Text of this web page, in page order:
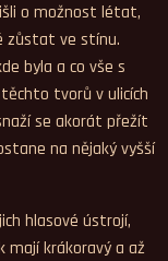
o možnost létat,
zůstat ve stínu.
byla a co vše s
tvorů v ulicích
se akorát přežít
na nějaký vyšší
hlasové ústrojí,
mají krákoravý a až